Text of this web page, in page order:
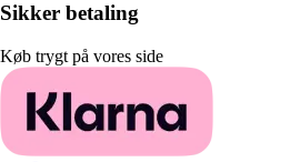
Sikker betaling
Køb trygt på vores side